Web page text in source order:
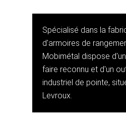
Spécialisé dans la
d'armoires de
Mobimétal dispose
faire reconnu et d'un
industriel de pointe,
Levroux.